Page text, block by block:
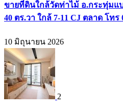
ขายที่ดินใกล้วัดท่าไม้ อ.กระทุ่มแ
40 ตร.วา ใกล้ 7-11 CJ ตลาด โทร
10 มิถุนายน 2026
2